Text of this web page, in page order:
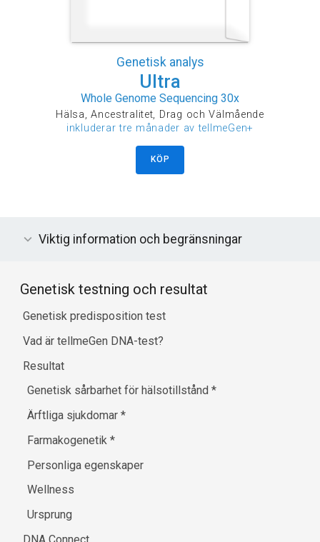
Genetisk analys
Ultra
Whole Genome Sequencing 30x
Hälsa, Ancestralitet, Drag och Välmående
inkluderar tre månader av tellmeGen+
KÖP
Viktig information och begränsningar
Genetisk testning och resultat
Genetisk predisposition test
Vad är tellmeGen DNA-test?
Resultat
Genetisk sårbarhet för hälsotillstånd*
Ärftliga sjukdomar*
Farmakogenetik*
Personliga egenskaper
Wellness
Ursprung